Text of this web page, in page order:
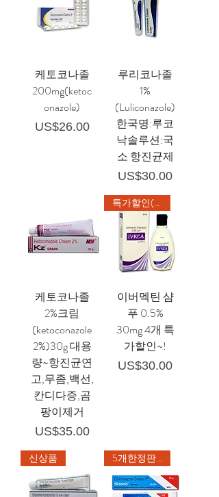
케토코나졸
200mg(ketoc
onazole)
가격
US$26.00
루리코나졸
1%
(Luliconazole)
한국명:루코
낙솔루션:국
소 항진균제
가격
US$30.00
케토코나졸
2%크림
(ketoconazole
2%)30g 대용
량~항진균연
고,무좀,백선,
칸디다증,곰
팡이제거
가격
US$35.00
특가할인(4개)
이버멕틴 샴
푸 0.5%
30mg 4개 특
가할인~!
가격
US$30.00
신상품 5개한정판매